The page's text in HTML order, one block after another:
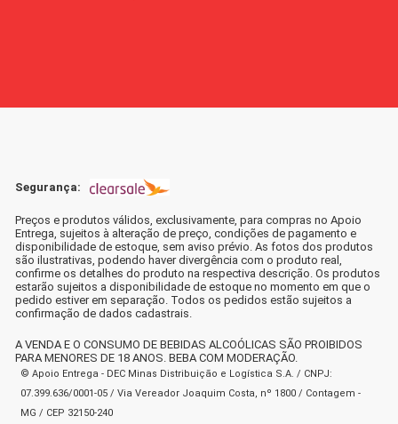
Segurança:
Preços e produtos válidos, exclusivamente, para compras no Apoio
Entrega, sujeitos à alteração de preço, condições de pagamento e
disponibilidade de estoque, sem aviso prévio. As fotos dos produtos
são ilustrativas, podendo haver divergência com o produto real,
confirme os detalhes do produto na respectiva descrição. Os produtos
estarão sujeitos a disponibilidade de estoque no momento em que o
pedido estiver em separação. Todos os pedidos estão sujeitos a
confirmação de dados cadastrais.
A VENDA E O CONSUMO DE BEBIDAS ALCOÓLICAS SÃO PROIBIDOS
PARA MENORES DE 18 ANOS. BEBA COM MODERAÇÃO.
© Apoio Entrega - DEC Minas Distribuição e Logística S.A. / CNPJ:
07.399.636/0001-05 / Via Vereador Joaquim Costa, nº 1800 / Contagem -
MG / CEP 32150-240